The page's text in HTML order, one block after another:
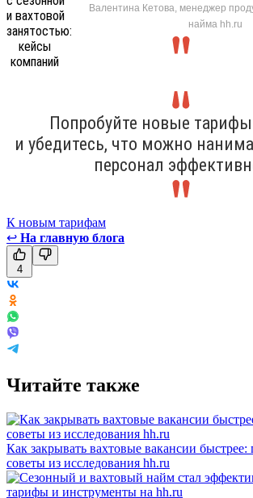
Валентина Кетова, менеджер
найма hh.ru
Попробуйте новые
и убедитесь, что можно
персонал
К новым тарифам
↩ На главную блога
4
Читайте также
Как закрывать вахтовые вакансии быстрее:
советы из исследования hh.ru